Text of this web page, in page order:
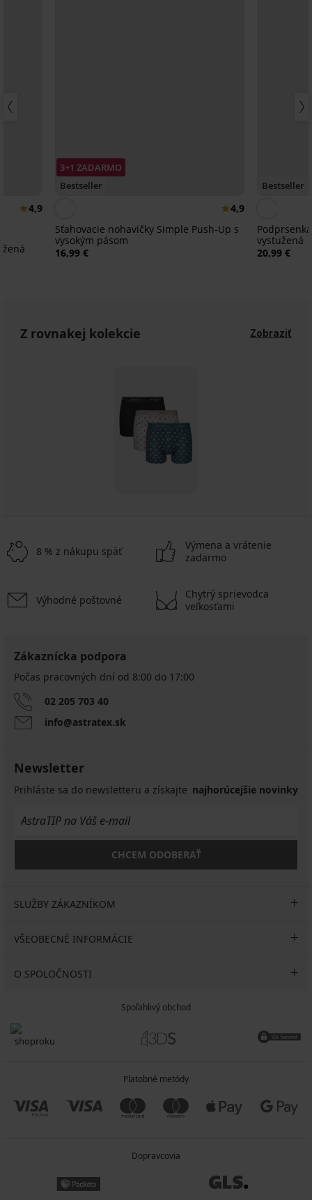
4,9
3+1 ZADARMO
Bestseller
4,9
Sťahovacie nohavičky Simple Push-Up s
vysokým pásom
16,99 €
Bestseller
vystužená
20,99 €
Z rovnakej kolekcie Zobraziť
8 % z nákupu späť
Výmena a vrátenie
zadarmo
Výhodné poštovné
Chytrý sprievodca
veľkosťami
Zákaznícka podpora
Počas pracovných dní od 8:00 do 17:00
02 205 703 40
info@astratex.sk
Newsletter
Prihláste sa do newsletteru a získajte najhorúcejšie novinky
CHCEM ODOBERAŤ
SLUŽBY ZÁKAZNÍKOM
VŠEOBECNÉ INFORMÁCIE
O SPOLOČNOSTI
Spoľahlivý obchod
Platobné metódy
Dopravcovia